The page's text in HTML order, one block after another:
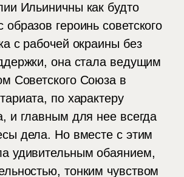
Ильиничны как будто
героинь советского
с рабочей окраины без
она стала ведущим
Советского Союза в
по характеру
и главным для нее всегда
дела. Но вместе с этим
удивительным обаянием,
тонким чувством